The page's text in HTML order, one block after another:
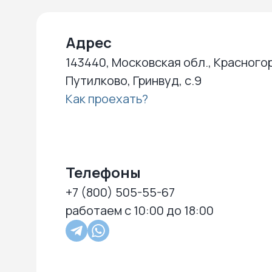
Адрес
143440, Московская обл.,
Путилково, Гринвуд, с.9
Как проехать?
Телефоны
+7 (800) 505-55-67
работаем с 10:00 до 18:00